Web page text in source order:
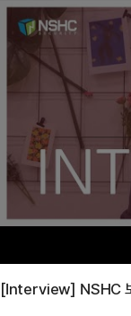
[Interview] NSHC